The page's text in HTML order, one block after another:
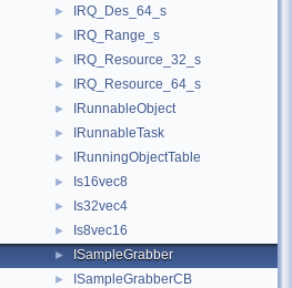
► IRQ_Des_64_s
► IRQ_Range_s
► IRQ_Resource_32_s
► IRQ_Resource_64_s
► IRunnableObject
► IRunnableTask
► IRunningObjectTable
► Is16vec8
► Is32vec4
► Is8vec16
► ISampleGrabber
► ISampleGrabberCB